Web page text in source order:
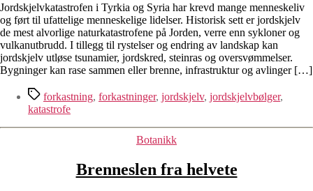
Jordskjelvkatastrofen i Tyrkia og Syria har krevd mange menneskeliv
og ført til ufattelige menneskelige lidelser. Historisk sett er jordskjelv
de mest alvorlige naturkatastrofene på Jorden, verre enn sykloner og
vulkanutbrudd. I tillegg til rystelser og endring av landskap kan
jordskjelv utløse tsunamier, jordskred, steinras og oversvømmelser.
Bygninger kan rase sammen eller brenne, infrastruktur og avlinger […]
Stikkord
forkastning, forkastninger, jordskjelv, jordskjelvbølger,
katastrofe
Kategorier
Botanikk
Brenneslen fra helvete